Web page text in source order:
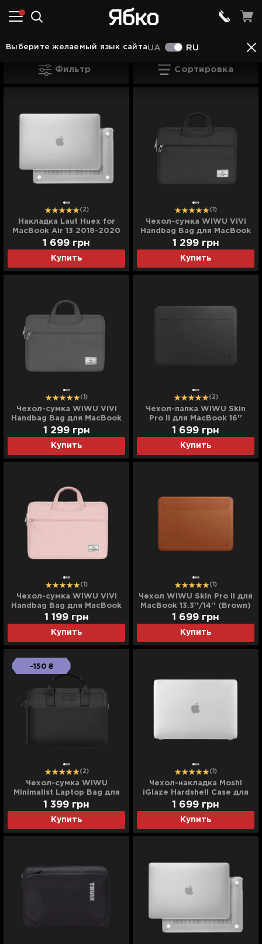
Выберите желаемый язык сайтаUA RU
Аксессуары в Шептицком Аксессуары для
Чехлы для MacBook в Шептицком
Фильтр Сортировка
(2)
Накладка Laut Huex for
MacBook Air 13 2018-2020
(Frost)
Купить
1 699 грн
(1)
Чехол-сумка WiWU ViVi
Handbag Bag для MacBook
13,3/14 (Black)
Купить
1 299 грн
(1)
Чехол-сумка WiWU ViVi
Handbag Bag для MacBook
13,3/14 (Gray)
Купить
1 299 грн
(2)
Чехол-папка WIWU Skin
Pro II для MacBook 16''
(2021/2023) (Black)
Купить
1 699 грн
(1)
Чехол-сумка WiWU ViVi
Handbag Bag для MacBook
13,3/14 (Pink)
Купить
1 199 грн
(1)
Чехол WIWU Skin Pro II для
MacBook 13.3''/14'' (Brown)
Купить
1 699 грн
-150 ₴
(2)
Чехол-сумка WiWU
Minimalist Laptop Bag для
MacBook 13/14" (Black)
Купить
1 399 грн
(1)
Чехол-накладка Moshi
iGlaze Hardshell Case для
MacBook Pro 13 (2016-
2020) (Stealth Clear)
Купить
1 699 грн